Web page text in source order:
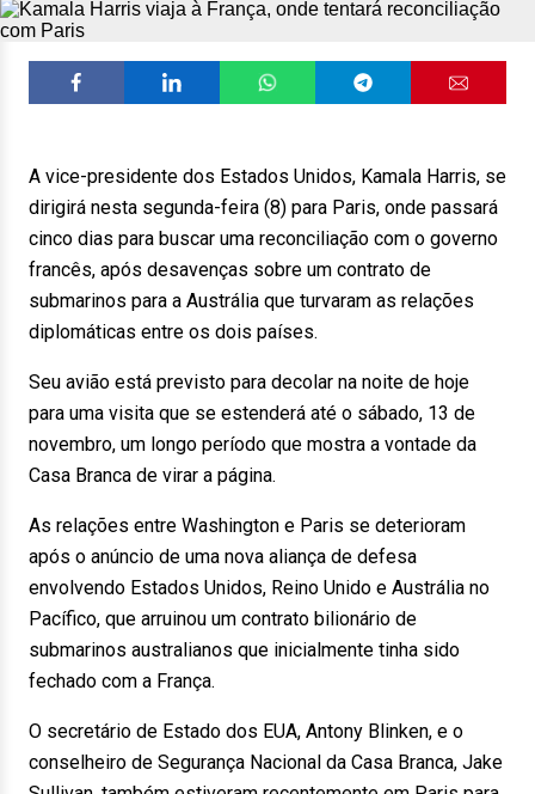
A vice-presidente dos Estados Unidos, Kamala Harris, se
dirigirá nesta segunda-feira (8) para Paris, onde passará
cinco dias para buscar uma reconciliação com o governo
francês, após desavenças sobre um contrato de
submarinos para a Austrália que turvaram as relações
diplomáticas entre os dois países.
Seu avião está previsto para decolar na noite de hoje
para uma visita que se estenderá até o sábado, 13 de
novembro, um longo período que mostra a vontade da
Casa Branca de virar a página.
As relações entre Washington e Paris se deterioram
após o anúncio de uma nova aliança de defesa
envolvendo Estados Unidos, Reino Unido e Austrália no
Pacífico, que arruinou um contrato bilionário de
submarinos australianos que inicialmente tinha sido
fechado com a França.
O secretário de Estado dos EUA, Antony Blinken, e o
conselheiro de Segurança Nacional da Casa Branca, Jake